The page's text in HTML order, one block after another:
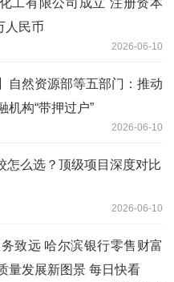
人民币
2026-06-10
自然资源部等五部门：推动
机构“带押过户”
2026-06-10
怎么选？顶级项目深度对比
2026-06-10
致远 哈尔滨银行零售财富
量发展新图景 每日快看